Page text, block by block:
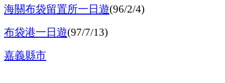
海關布袋留置所一日遊(96/2/4)
布袋港一日遊(97/7/13)
嘉義縣市